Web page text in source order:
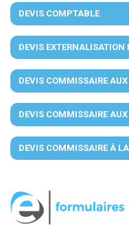
DEVIS COMPTABLE
DEVIS EXTERNALISATION
DEVIS COMMISSAIRE
DEVIS COMMISSAIRE
DEVIS COMMISSAIRE À